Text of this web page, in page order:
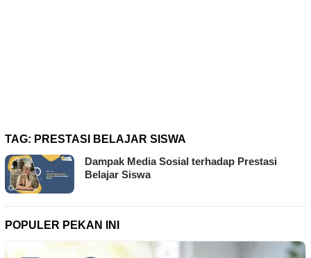
TAG: PRESTASI BELAJAR SISWA
Dampak Media Sosial terhadap Prestasi
Belajar Siswa
POPULER PEKAN INI